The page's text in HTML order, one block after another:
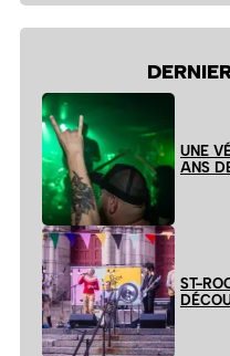
UNE
ANS
ST-